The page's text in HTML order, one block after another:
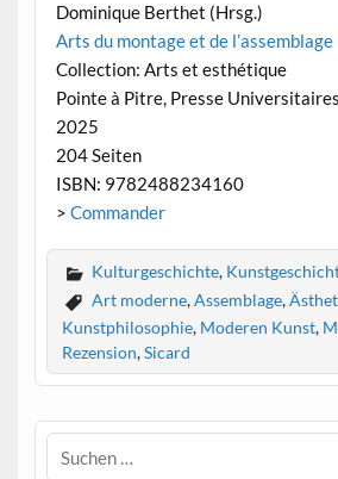
Dominique Berthet (Hrsg.)
Arts du montage et de l’assemblage
Collection: Arts et esthétique
Pointe à Pitre, Presse
2025
204 Seiten
ISBN: 9782488234160
> Commander
Kulturgeschichte,
Art moderne,Assemblage,
Kunstphilosophie, Moderen Kunst,
Rezension,Sicard